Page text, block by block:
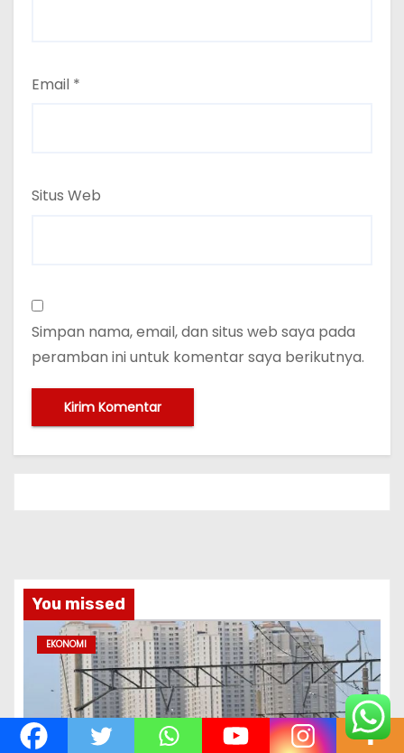
Email *
Situs Web
Simpan nama, email, dan situs web saya pada
peramban ini untuk komentar saya berikutnya.
You missed
EKONOMI